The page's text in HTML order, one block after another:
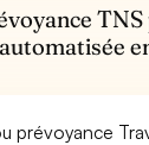
prévoyance